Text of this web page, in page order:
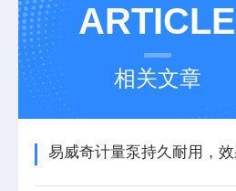
ARTICLE
相关文章